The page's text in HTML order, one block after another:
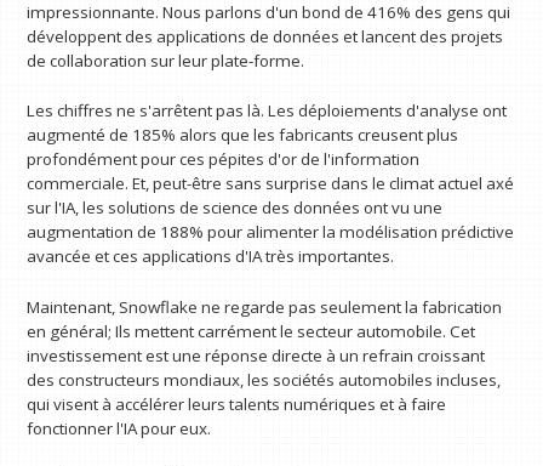
impressionnante. Nous parlons d'un bond de 416% des gens qui
développent des applications de données et lancent des projets
de collaboration sur leur plate-forme.
Les chiffres ne s'arrêtent pas là. Les déploiements d'analyse ont
augmenté de 185% alors que les fabricants creusent plus
profondément pour ces pépites d'or de l'information
commerciale. Et, peut-être sans surprise dans le climat actuel axé
sur l'IA, les solutions de science des données ont vu une
augmentation de 188% pour alimenter la modélisation prédictive
avancée et ces applications d'IA très importantes.
Maintenant, Snowflake ne regarde pas seulement la fabrication
en général; Ils mettent carrément le secteur automobile. Cet
investissement est une réponse directe à un refrain croissant
des constructeurs mondiaux, les sociétés automobiles incluses,
qui visent à accélérer leurs talents numériques et à faire
fonctionner l'IA pour eux.